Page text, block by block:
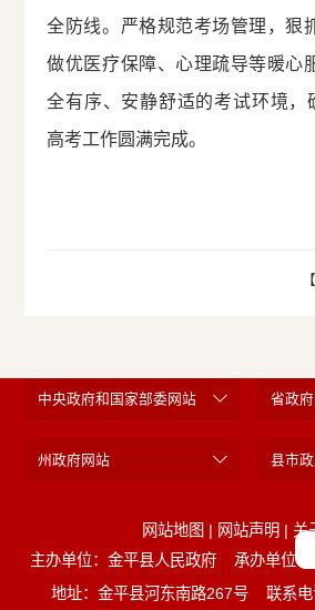
全防线。严格规范考场管理，狠
做优医疗保障、心理疏导等暖心
全有序、安静舒适的考试环境，
高考工作圆满完成。
中央政府和国家部委网站 省政
州政府网站 县市
网站地图 | 网站声明 | 关
主办单位：金平县人民政府
承办单位
地址：金平县河东南路267号
联系